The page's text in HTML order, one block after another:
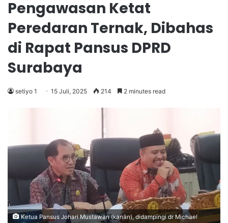
Pengawasan Ketat
Peredaran Ternak, Dibahas
di Rapat Pansus DPRD
Surabaya
setiyo 1 15 Juli, 2025 214 2 minutes read
Ketua Pansus Johari Mustawan (kanan), didampingi dr Michael